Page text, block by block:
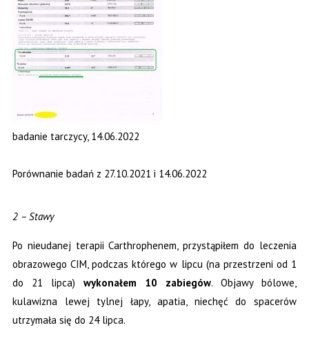
badanie tarczycy, 14.06.2022
Porównanie badań z 27.10.2021 i 14.06.2022
2 – Stawy
Po nieudanej terapii Carthrophenem, przystąpiłem do leczenia
obrazowego CIM, podczas którego w lipcu (na przestrzeni od 1
do 21 lipca) wykonałem 10 zabiegów. Objawy bólowe,
kulawizna lewej tylnej łapy, apatia, niechęć do spacerów
utrzymała się do 24 lipca.